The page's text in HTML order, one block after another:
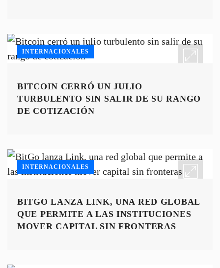
INTERNACIONALES
BITCOIN CERRÓ UN JULIO
TURBULENTO SIN SALIR DE SU RANGO
DE COTIZACIÓN
INTERNACIONALES
BITGO LANZA LINK, UNA RED GLOBAL
QUE PERMITE A LAS INSTITUCIONES
MOVER CAPITAL SIN FRONTERAS